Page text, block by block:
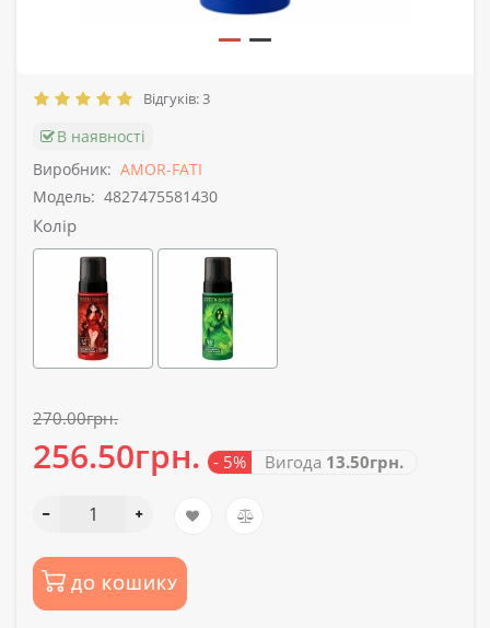
Відгуків: 3
В наявності
Виробник: AMOR-FATI
Модель: 4827475581430
Колір
270.00грн.
256.50грн. - 5% Вигода 13.50грн.
ДО КОШИКУ